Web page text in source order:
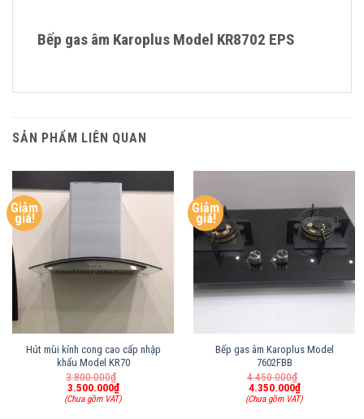
Bếp gas âm Karoplus Model KR8702 EPS
SẢN PHẨM LIÊN QUAN
Giảm
giá!
Hút mùi kính cong cao cấp nhập
khẩu Model KR70
3.800.000₫
gốc
là:
3.800.000₫.
3.500.000₫
Giá
hiện
(Chưa gồm VAT)
Giảm
giá!
Bếp gas âm Karoplus Model
7602FBB
4.450.000₫
gốc
là:
4.450.000₫.
4.350.000₫
Giá
hiện
(Chưa gồm VAT)